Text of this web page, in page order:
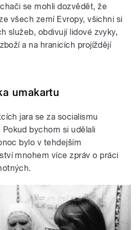
se mohli dozvědět, že
všech zemí Evropy, všichni si
služeb, obdivují lidové zvyky,
a na hranicích projíždějí
umakartu
jara se za socialismu
bychom si udělali
bylo v tehdejším
mnohem více zpráv o práci